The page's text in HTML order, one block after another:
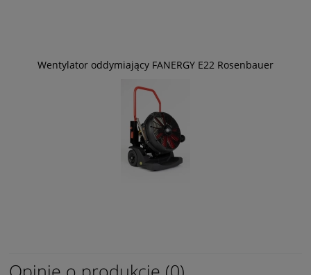
Wentylator oddymiający FANERGY E22 Rosenbauer